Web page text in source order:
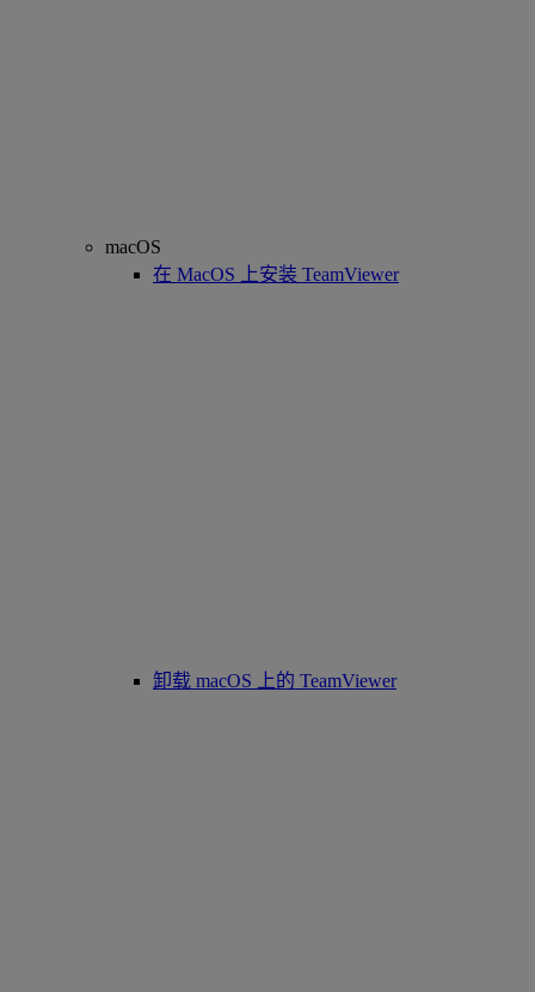
macOS
在 MacOS 上安装 TeamViewer
卸载 macOS 上的 TeamViewer